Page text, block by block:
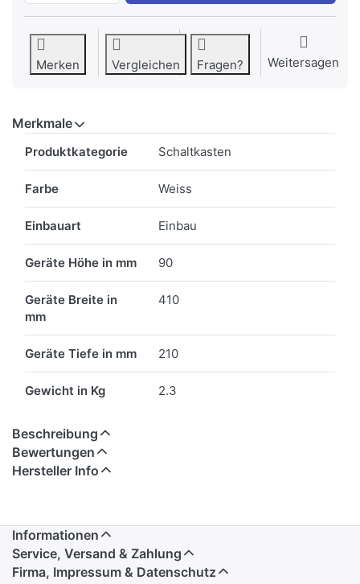
Merken Vergleichen Fragen? Weitersagen
Merkmale
Produktkategorie Schaltkasten
Farbe Weiss
Einbauart Einbau
Geräte Höhe in mm 90
Geräte Breite in
mm
410
Geräte Tiefe in mm 210
Gewicht in Kg 2.3
Beschreibung
Bewertungen
Hersteller Info
Informationen
Service, Versand & Zahlung
Firma, Impressum & Datenschutz